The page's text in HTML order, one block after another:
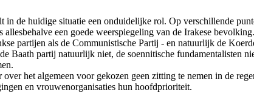
in de huidige situatie een onduidelijke rol. Op verschillende
allesbehalve een goede weerspiegeling van de Irakese
partijen als de Communistische Partij - en natuurlijk de
Baath partij natuurlijk niet, de soennitische fundamentalisten
het algemeen voor gekozen geen zitting te nemen in de
en vrouwenorganisaties hun hoofdprioriteit.